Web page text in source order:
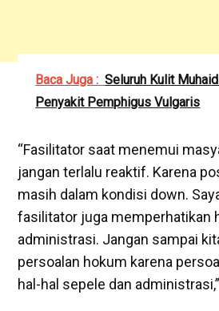
Baca Juga : Seluruh Kulit
Penyakit Pemphigus Vulgaris
“Fasilitator saat menemui
jangan terlalu reaktif. Karena
masih dalam kondisi down.
fasilitator juga memperhatikan
administrasi. Jangan sampai
persoalan hokum karena
hal-hal sepele dan